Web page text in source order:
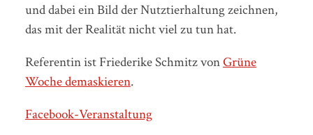
und dabei ein Bild der Nutztierhaltung zeichnen,
das mit der Realität nicht viel zu tun hat.
Referentin ist Friederike Schmitz vonGrüne
Woche demaskieren.
Facebook-Veranstaltung